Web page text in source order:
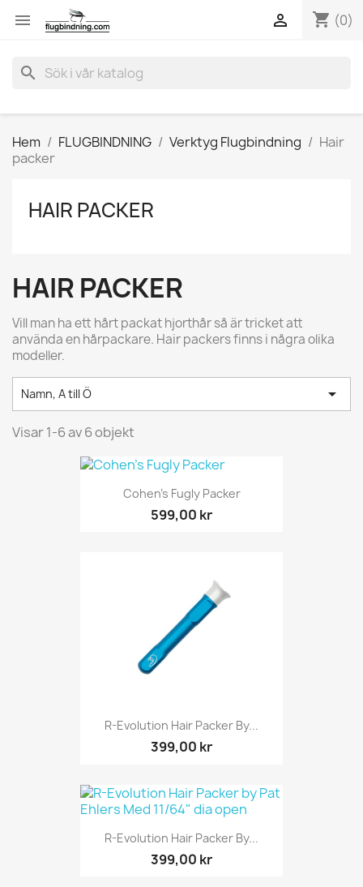
 shopping_cart (0)

search
Hem FLUGBINDNING Verktyg Flugbindning
Hair
packer
HAIR PACKER
HAIR PACKER
Vill man ha ett hårt packat hjorthår så är tricket att
använda en hårpackare. Hair packers finns i några olika
modeller.
Namn, A till Ö 
Visar 1-6 av 6 objekt
Cohen's Fugly Packer
599,00 kr
R-Evolution Hair Packer By...
399,00 kr
R-Evolution Hair Packer By...
399,00 kr